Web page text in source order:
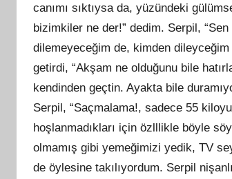
canımı sıktıysa da, yüzündeki
bizimkiler ne der!” dedim. Serpil,
dilemeyeceğim de, kimden
getirdi, “Akşam ne olduğunu bile
kendinden geçtin. Ayakta bile
Serpil, “Saçmalama!, sadece 55
hoşlanmadıkları için özlllikle böyle
olmamış gibi yemeğimizi yedik, TV
de öylesine takılıyordum. Serpil